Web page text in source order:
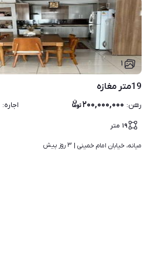
۱
19متر مغازه
رهن: ۲۰۰,۰۰۰,۰۰۰ اجاره:
۱۹ متر
میانه، خیابان امام خمینی | ۳ روز پیش